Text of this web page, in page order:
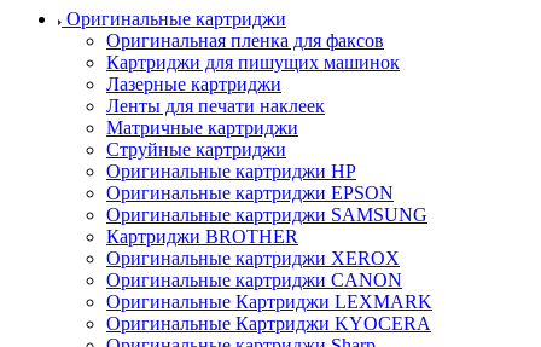
Оригинальные картриджи
Оригинальная пленка для факсов
Картриджи для пишущих машинок
Лазерные картриджи
Ленты для печати наклеек
Матричные картриджи
Струйные картриджи
Оригинальные картриджи HP
Оригинальные картриджи EPSON
Оригинальные картриджи SAMSUNG
Картриджи BROTHER
Оригинальные картриджи XEROX
Оригинальные картриджи CANON
Оригинальные Картриджи LEXMARK
Оригинальные Картриджи KYOCERA